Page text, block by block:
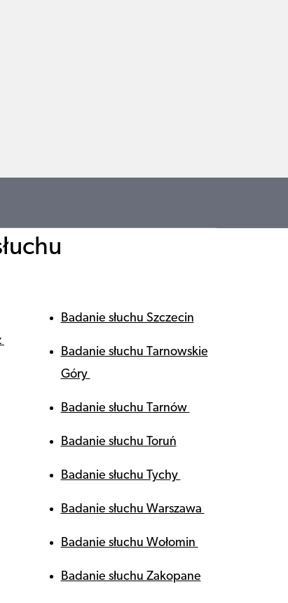
Badanie słuchu Szczecin
Badanie słuchu Tarnowskie
Góry
Badanie słuchu Tarnów
Badanie słuchu Toruń
Badanie słuchu Tychy
Badanie słuchu Warszawa
Badanie słuchu Wołomin
Badanie słuchu Zakopane